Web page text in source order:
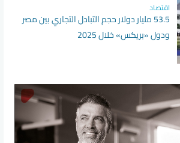
اقتصاد
53.5 مليار دولار حجم التبادل التجاري بين مصر
ودول «بريكس» خلال 2025